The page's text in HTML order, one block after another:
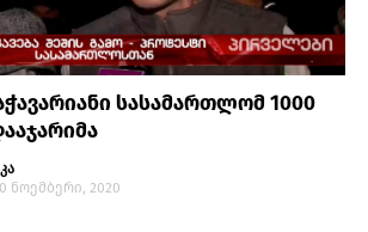
სასამართლომ 1000
ნოემბერი, 2020